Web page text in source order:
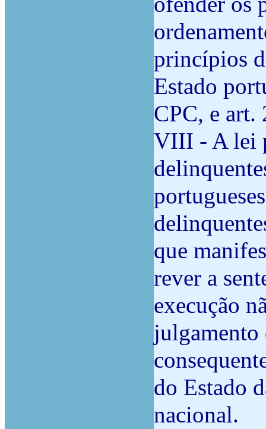
princípios
Estado
CPC, e art.
VIII - A lei
que
rever a
execução
julgamento
do Estado
nacional.